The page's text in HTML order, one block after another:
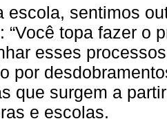
escola, sentimos
“Você topa fazer o
esses
por
que surgem a
e escolas.